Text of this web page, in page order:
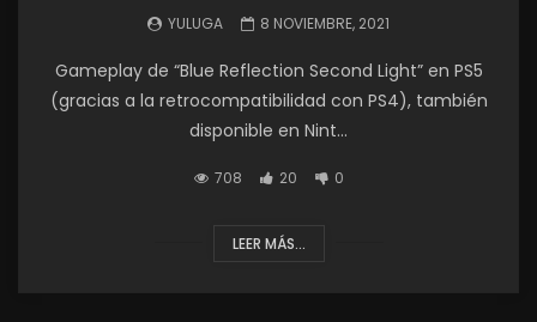
YULUGA 8 NOVIEMBRE, 2021
Gameplay de “Blue Reflection Second Light” en PS5
(gracias a la retrocompatibilidad con PS4), también
disponible en Nint...
708 20 0
LEER MÁS...